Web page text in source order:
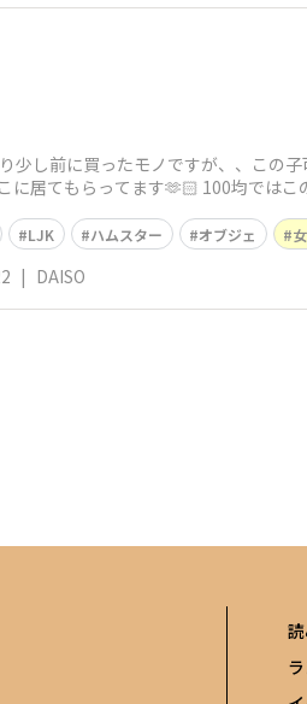
少し前に買ったモノですが、、こ
に居てもらってます🫶🏻 100均では
LJK ハムスター オブジェ
| DAISO